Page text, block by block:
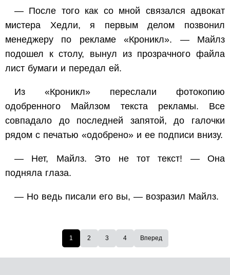
— После того как со мной связался адвокат
мистера Хедли, я первым делом позвонил
менеджеру по рекламе «Кроникл». — Майлз
подошел к столу, вынул из прозрачного файла
лист бумаги и передал ей.
Из «Кроникл» переслали фотокопию
одобренного Майлзом текста рекламы. Все
совпадало до последней запятой, до галочки
рядом с печатью «одобрено» и ее подписи внизу.
— Нет, Майлз. Это не тот текст! — Она
подняла глаза.
— Но ведь писали его вы, — возразил Майлз.
1 2 3 4 Вперед